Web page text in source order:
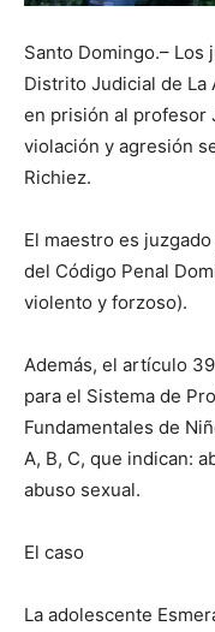
Santo Domingo.–
Distrito Judicial de La
en prisión al profesor
violación y agresión
Richiez.
El maestro es
del Código Penal
violento y forzoso).
Además, el artículo
para el Sistema de
Fundamentales de
A, B, C, que indican:
abuso sexual.
El caso
La adolescente